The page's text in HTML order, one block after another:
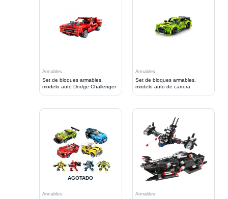
Armables
Set de bloques armables,
modelo auto Dodge Challenger
Armables
Set de bloques armables,
modelo auto de carrera
AGOTADO
Armables Armables